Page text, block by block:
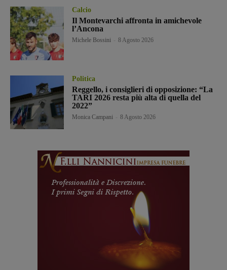
Calcio
Il Montevarchi affronta in amichevole
l’Ancona
Michele Bossini 8 Agosto 2026
Politica
Reggello, i consiglieri di opposizione: “La
TARI 2026 resta più alta di quella del
2022”
Monica Campani 8 Agosto 2026